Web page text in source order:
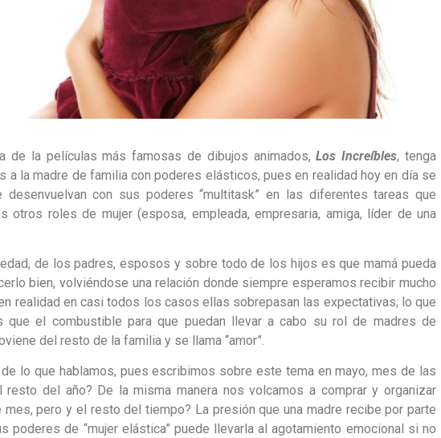
de la películas más famosas de dibujos animados,Los Increíbles, tenga
a la madre de familia con poderes elásticos, pues en realidad hoy en día se
con sus poderes “multitask” en las diferentes tareas que
otros roles de mujer (esposa, empleada, empresaria, amiga, líder de una
de los padres, esposos y sobre todo de los hijos es que mamá pueda
bien, volviéndose una relación donde siempre esperamos recibir mucho
realidad en casi todos los casos ellas sobrepasan las expectativas; lo que
que el combustible para que puedan llevar a cabo su rol de madres de
del resto de la familia y se llama “amor”.
lo que hablamos, pues escribimos sobre este tema en mayo, mes de las
resto del año? De la misma manera nos volcamos a comprar y organizar
pero y el resto del tiempo? La presión que una madre recibe por parte
poderes de “mujer elástica” puede llevarla al agotamiento emocional si no